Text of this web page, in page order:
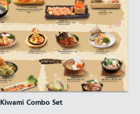
Kiwami Combo Set